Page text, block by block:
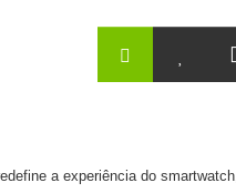
a experiência do smartwatch,